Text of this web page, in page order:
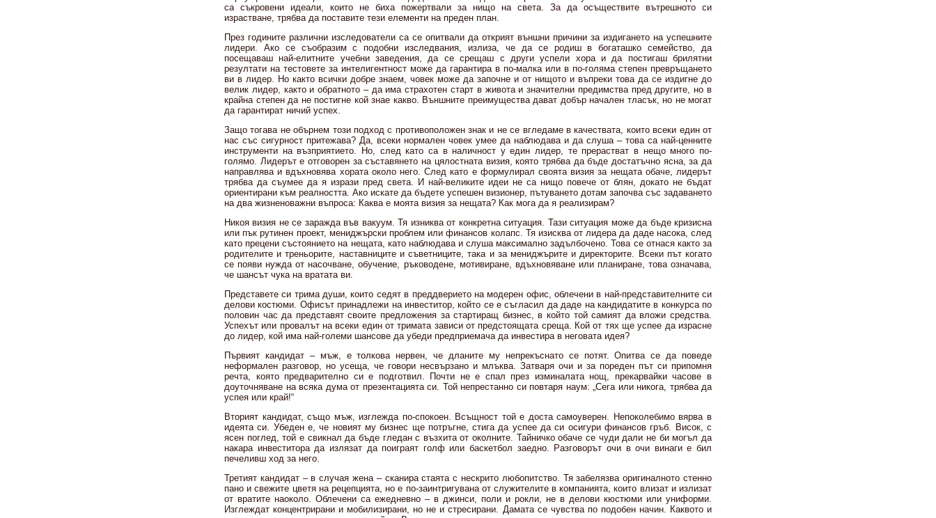
са съкровени идеали, които не биха пожертвали за нищо на света. За да осъществите вътрешното си
израстване, трябва да поставите тези елементи на преден план.
През годините различни изследователи са се опитвали да открият външни причини за издигането на успешните
лидери. Ако се съобразим с подобни изследвания, излиза, че да се родиш в богаташко семейство, да
посещаваш най-елитните учебни заведения, да се срещаш с други успели хора и да постигаш брилятни
резултати на тестовете за интелигентност може да гарантира в по-малка или в по-голяма степен превръщането
ви в лидер. Но както всички добре знаем, човек може да започне и от нищото и въпреки това да се издигне до
велик лидер, както и обратното – да има страхотен старт в живота и значителни предимства пред другите, но в
крайна степен да не постигне кой знае какво. Външните преимущества дават добър начален тласък, но не могат
да гарантират ничий успех.
Защо тогава не обърнем този подход с противоположен знак и не се вгледаме в качествата, които всеки един от
нас със сигурност притежава? Да, всеки нормален човек умее да наблюдава и да слуша – това са най-ценните
инструменти на възприятието. Но, след като са в наличност у един лидер, те прерастват в нещо много по-
голямо. Лидерът е отговорен за съставянето на цялостната визия, която трябва да бъде достатъчно ясна, за да
направлява и вдъхновява хората около него. След като е формулирал своята визия за нещата обаче, лидерът
трябва да съумее да я изрази пред света. И най-великите идеи не са нищо повече от блян, докато не бъдат
ориентирани към реалността. Ако искате да бъдете успешен визионер, пътуването дотам започва със задаването
на два жизненоважни въпроса: Каква е моята визия за нещата? Как мога да я реализирам?
Никоя визия не се заражда във вакуум. Тя изниква от конкретна ситуация. Тази ситуация може да бъде кризисна
или пък рутинен проект, мениджърски проблем или финансов колапс. Тя изисква от лидера да даде насока, след
като прецени състоянието на нещата, като наблюдава и слуша максимално задълбочено. Това се отнася както за
родителите и треньорите, наставниците и съветниците, така и за мениджърите и директорите. Всеки път когато
се появи нужда от насочване, обучение, ръководене, мотивиране, вдъхновяване или планиране, това означава,
че шансът чука на вратата ви.
Представете си трима души, които седят в преддверието на модерен офис, облечени в най-представителните си
делови костюми. Офисът принадлежи на инвеститор, който се е съгласил да даде на кандидатите в конкурса по
половин час да представят своите предложения за стартиращ бизнес, в който той самият да вложи средства.
Успехът или провалът на всеки един от тримата зависи от предстоящата среща. Кой от тях ще успее да израсне
до лидер, кой има най-големи шансове да убеди предприемача да инвестира в неговата идея?
Първият кандидат – мъж, е толкова нервен, че дланите му непрекъснато се потят. Опитва се да поведе
неформален разговор, но усеща, че говори несвързано и млъква. Затваря очи и за пореден път си припомня
речта, която предварително си е подготвил. Почти не е спал през изминалата нощ, прекарвайки часове в
доуточняване на всяка дума от презентацията си. Той непрестанно си повтаря наум: „Сега или никога, трябва да
успея или край!“
Вторият кандидат, също мъж, изглежда по-спокоен. Всъщност той е доста самоуверен. Непоколебимо вярва в
идеята си. Убеден е, че новият му бизнес ще потръгне, стига да успее да си осигури финансов гръб. Висок, с
ясен поглед, той е свикнал да бъде гледан с възхита от околните. Тайничко обаче се чуди дали не би могъл да
накара инвеститора да излязат да поиграят голф или баскетбол заедно. Разговорът очи в очи винаги е бил
печеливш ход за него.
Третият кандидат – в случая жена – сканира стаята с нескрито любопитство. Тя забелязва оригиналното стенно
пано и свежите цветя на рецепцията, но е по-заинтригувана от служителите в компанията, които влизат и излизат
от вратите наоколо. Облечени са ежедневно – в джинси, поли и рокли, не в делови кюстюми или униформи.
Изглеждат концентрирани и мобилизирани, но не и стресирани. Дамата се чувства по подобен начин. Каквото и